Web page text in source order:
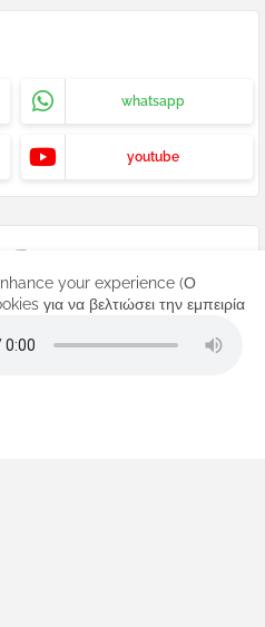
whatsapp
youtube
your experience (Ο
για να βελτιώσει την εμπειρία